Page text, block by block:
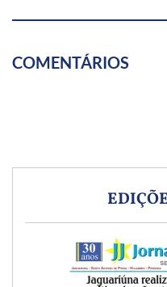
COMENTÁRIOS